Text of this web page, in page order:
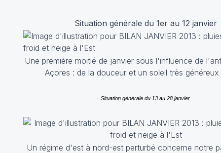
Situation générale du 1er au 12 janvier
Une première moitié de janvier sous l'influence de
Açores : de la douceur et un soleil très
Situation générale du 13 au 28 janvier
Un régime d'est à nord-est perturbé concerne notre